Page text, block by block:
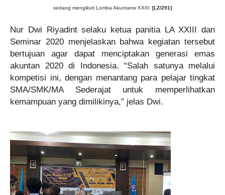
sedang mengikuti Lomba Akuntansi XXIII. [LZ/291]
Nur Dwi Riyadint selaku ketua panitia LA XXIII dan
Seminar 2020 menjelaskan bahwa kegiatan tersebut
bertujuan agar dapat menciptakan generasi emas
akuntan 2020 di Indonesia. “Salah satunya melalui
kompetisi ini, dengan menantang para pelajar tingkat
SMA/SMK/MA Sederajat untuk memperlihatkan
kemampuan yang dimilikinya,” jelas Dwi.